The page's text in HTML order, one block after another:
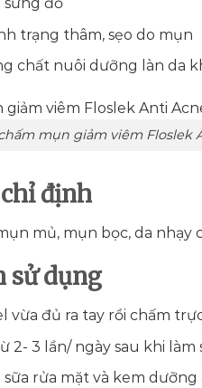
trạng thâm, sẹo do mụn
chất nuôi dưỡng làn da
mụn giảm viêm Floslek
định
mủ, mụn bọc, da nhạy
sử dụng
vừa đủ ra tay rồi chấm
2- 3 lần/ ngày sau khi làm
rửa mặt và kem